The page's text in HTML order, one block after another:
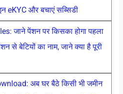
eKYC और बचाएं सब्सिडी
जाने पेंशन पर किसका होगा पहला
से बेटियों का नाम, जाने क्या है पूरी
अब घर बैठे किसी भी जमीन